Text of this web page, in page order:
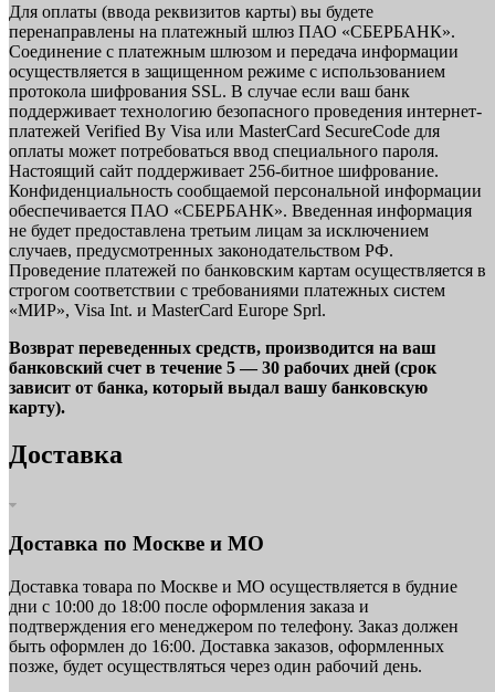
Для оплаты (ввода реквизитов карты) вы будете
перенаправлены на платежный шлюз ПАО «СБЕРБАНК».
Соединение с платежным шлюзом и передача информации
осуществляется в защищенном режиме с использованием
протокола шифрования SSL. В случае если ваш банк
поддерживает технологию безопасного проведения интернет-
платежей Verified By Visa или MasterCard SecureCode для
оплаты может потребоваться ввод специального пароля.
Настоящий сайт поддерживает 256-битное шифрование.
Конфиденциальность сообщаемой персональной информации
обеспечивается ПАО «СБЕРБАНК». Введенная информация
не будет предоставлена третьим лицам за исключением
случаев, предусмотренных законодательством РФ.
Проведение платежей по банковским картам осуществляется в
строгом соответствии с требованиями платежных систем
«МИР», Visa Int. и MasterCard Europe Sprl.
Возврат переведенных средств, производится на ваш
банковский счет в течение 5 — 30 рабочих дней (срок
зависит от банка, который выдал вашу банковскую
карту).
Доставка
Доставка по Москве и МО
Доставка товара по Москве и МО осуществляется в будние
дни с 10:00 до 18:00 после оформления заказа и
подтверждения его менеджером по телефону. Заказ должен
быть оформлен до 16:00. Доставка заказов, оформленных
позже, будет осуществляться через один рабочий день.